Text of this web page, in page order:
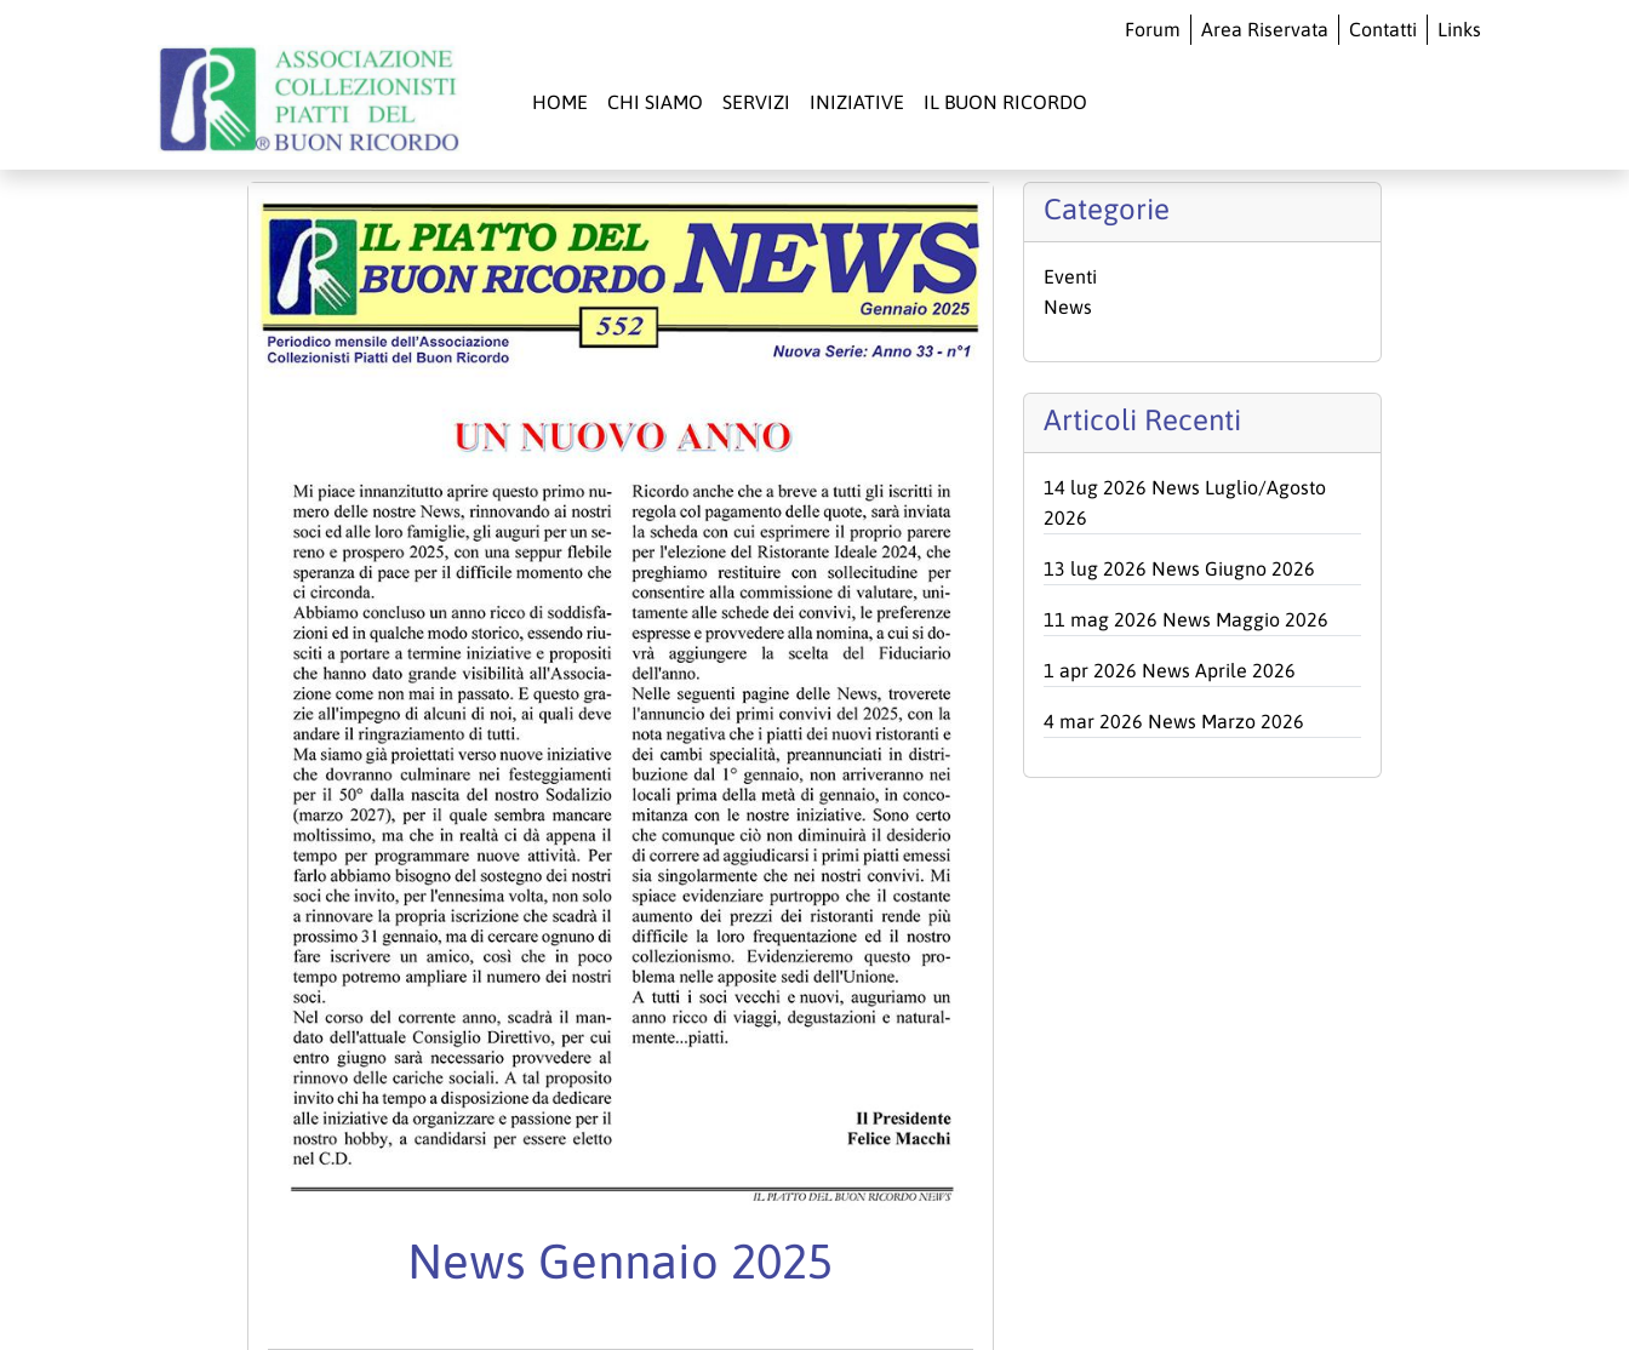
Forum Area Riservata Contatti Links
HOME CHI SIAMO SERVIZI INIZIATIVE IL BUON RICORDO
News Gennaio 2025
Categorie
Eventi
News
Articoli Recenti
14 lug 2026 News Luglio/Agosto
2026
13 lug 2026 News Giugno 2026
11 mag 2026 News Maggio 2026
1 apr 2026 News Aprile 2026
4 mar 2026 News Marzo 2026